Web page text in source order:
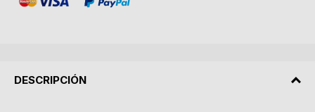
DESCRIPCIÓN